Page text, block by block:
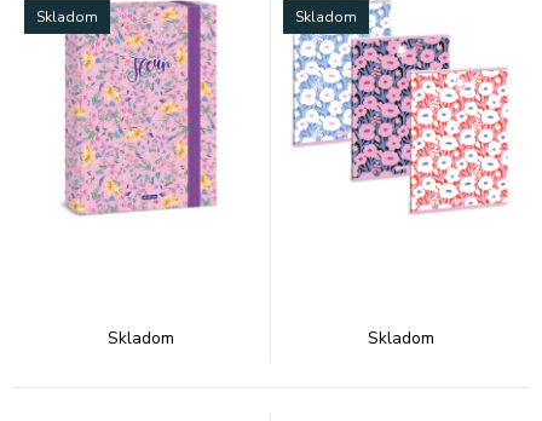
Skladom
Skladom
Skladom
Skladom